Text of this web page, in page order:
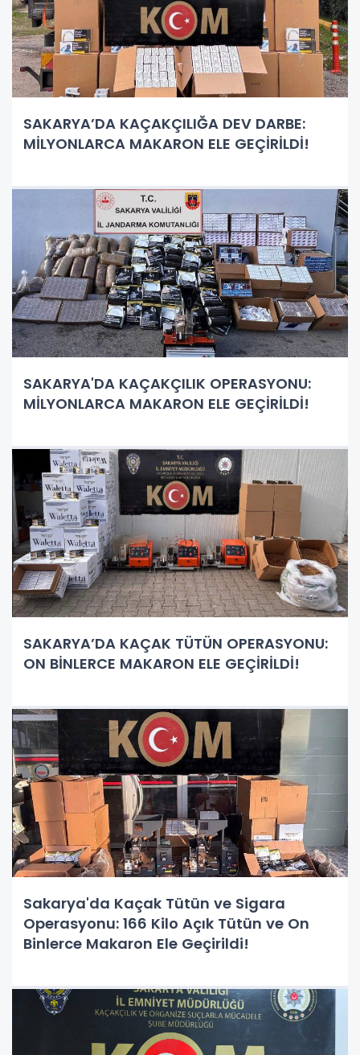
SAKARYA’DA KAÇAKÇILIĞA DEV DARBE:
MİLYONLARCA MAKARON ELE GEÇİRİLDİ!
SAKARYA'DA KAÇAKÇILIK OPERASYONU:
MİLYONLARCA MAKARON ELE GEÇİRİLDİ!
SAKARYA’DA KAÇAK TÜTÜN OPERASYONU:
ON BİNLERCE MAKARON ELE GEÇİRİLDİ!
Sakarya'da Kaçak Tütün ve Sigara
Operasyonu: 166 Kilo Açık Tütün ve On
Binlerce Makaron Ele Geçirildi!